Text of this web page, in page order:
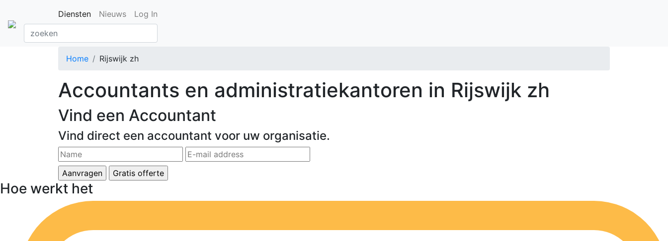
Diensten Nieuws Log In
Home Rijswijk zh
Accountants en administratiekantoren in Rijswijk zh
Vind een Accountant
Vind direct een accountant voor uw organisatie.
Hoe werkt het